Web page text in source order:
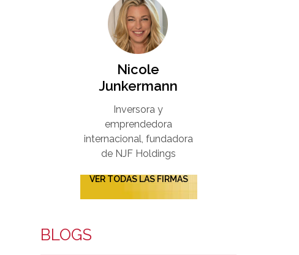
Nicole
Junkermann​
Inversora y
emprendedora
internacional, fundadora
de NJF Holdings
VER TODAS LAS FIRMAS
BLOGS